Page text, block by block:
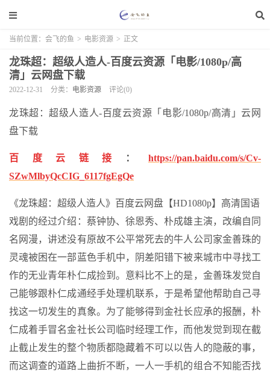
当前位置： 会飞的鱼 > 电影资源 > 正文
龙珠超：超级人造人-百度云资源「电影/1080p/高
清」云网盘下载
2022-12-31 分类： 电影资源 评论(0)
龙珠超：超级人造人-百度云资源「电影/1080p/高清」云网
盘下载
百度云链接 ： https://pan.baidu.com/s/Cv-
SZwMlbyQcCIG_6117fgEgQe
《龙珠超：超级人造人》百度云网盘【HD1080p】高清国语
戏剧的经过介绍：蔡钟协、徐恩秀、朴成雄主演，改编自同
名网漫，讲述没有原故不公平常死去的牛人公司家金善珠的
灵魂被困在一部蓝色手机中，阴差阳错下被来城市中寻找工
作的无业青年朴仁成捡到。意料比不上的是，金善珠发觉自
己能够跟朴仁成通经手处理机联系，于是希望他帮助自己寻
找这一切发生的真象。为了能够得到金社长应承的报酬，朴
仁成着手冒名金社长公司临时经理工作，而他发觉到现在截
止截止发生的整个物质都隐藏着不可以以告人的隐蔽的事，
而这调查的道路上曲折不断，一人一手机的组合不知能否找